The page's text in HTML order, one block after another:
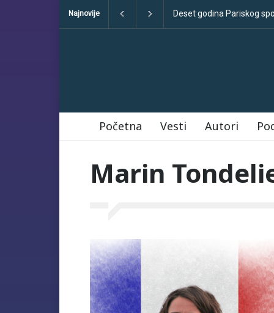
Najnovije Deset godina Pariskog
Početna Vesti Autori
Marin